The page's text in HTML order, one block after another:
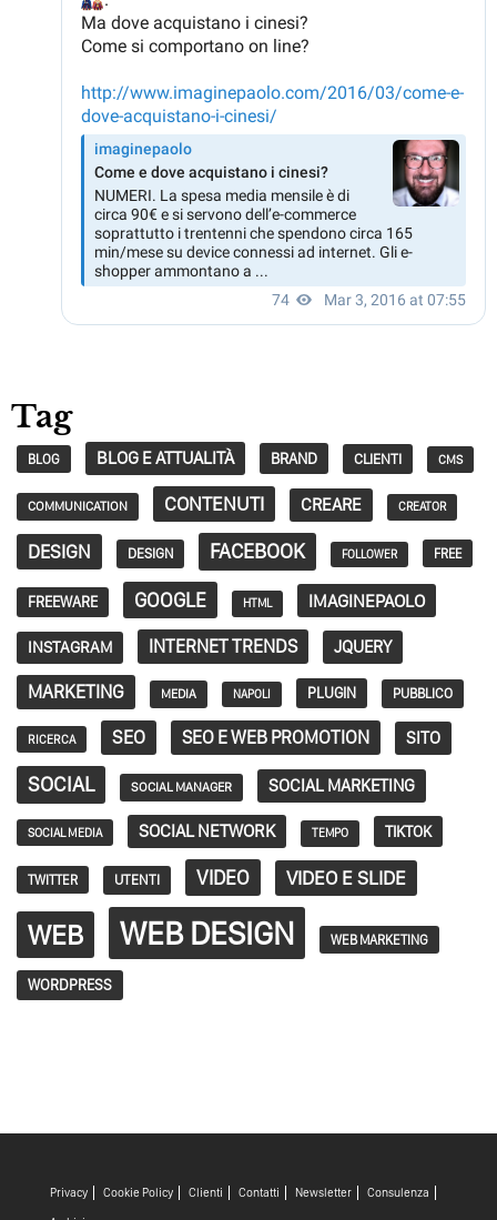
Tag
BLOG BLOG E ATTUALITÀ BRAND CLIENTI CMS
COMMUNICATION CONTENUTI CREARE CREATOR
DESIGN DESIGN FACEBOOK FOLLOWER FREE
FREEWARE GOOGLE HTML IMAGINEPAOLO
INSTAGRAM INTERNET TRENDS JQUERY
MARKETING MEDIA NAPOLI PLUGIN PUBBLICO
RICERCA SEO SEO E WEB PROMOTION SITO
SOCIAL SOCIAL MANAGER SOCIAL MARKETING
SOCIAL MEDIA SOCIAL NETWORK TEMPO TIKTOK
TWITTER UTENTI VIDEO VIDEO E SLIDE
WEB WEB DESIGN WEB MARKETING
WORDPRESS
Privacy Cookie Policy Clienti Contatti Newsletter Consulenza